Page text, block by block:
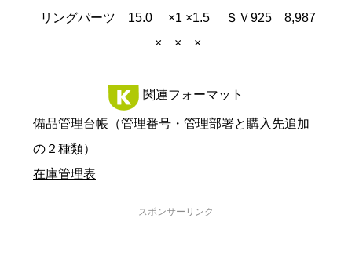
リングパーツ 15.0 ×1 ×1.5 ＳＶ925 8,987
× × ×
関連フォーマット
備品管理台帳（管理番号・管理部署と購入先追加
の２種類）
在庫管理表
スポンサーリンク